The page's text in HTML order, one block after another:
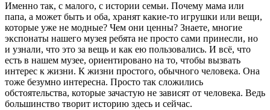
Именно так, с малого, с истории семьи. Почему мама или
папа, а может быть и оба, хранят какие-то игрушки или вещи,
которые уже не модные? Чем они ценны? Знаете, многие
экспонаты нашего музея ребята не просто сами принесли, но
и узнали, что это за вещь и как ею пользовались. И всё, что
есть в нашем музее, ориентировано на то, чтобы вызвать
интерес к жизни. К жизни простого, обычного человека. Она
тоже безумно интересна. Просто так сложились
обстоятельства, которые зачастую не зависят от человека. Ведь
большинство творит историю здесь и сейчас.